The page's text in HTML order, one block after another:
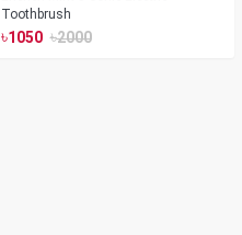
Toothbrush
৳1050 ৳2000